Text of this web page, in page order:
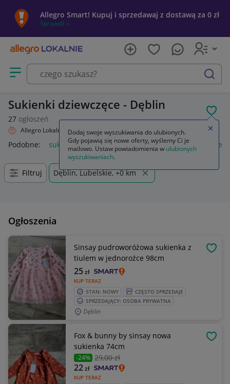
Allegro Smart! Kupuj i sprzedawaj z dostawą za 0 zł
Sprawdź »
Otwórz menu z kategoriami
szukaj
Sukienki dziewczęce - Dęblin
27 ogłoszeń
Allegro Lokalnie Dziecko Odzież Sukienki
Podobne: sukienki sukienki wieczorowe sukienki na wesele
Filtruj Dęblin, Lubelskie, +0 km
Ogłoszenia
Sinsay pudroworóżowa sukienka z
tiulem w jednorożce 98cm
KUP TERAZ
25zł
STAN: NOWY
CZĘSTO SPRZEDAJE
SPRZEDAJĄCY: OSOBA PRYWATNA
Dęblin
Fox & bunny by sinsay nowa
sukienka 74cm
-24% 29,00 zł
KUP TERAZ
22zł
Dodaj swoje wyszukiwania do ulubionych.
Gdy pojawią się nowe oferty, wyślemy Ci je
mailowo. Ustaw powiadomienia w ulubionych
wyszukiwaniach.